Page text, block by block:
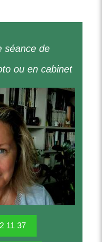
séance de
ou en cabinet
11 37